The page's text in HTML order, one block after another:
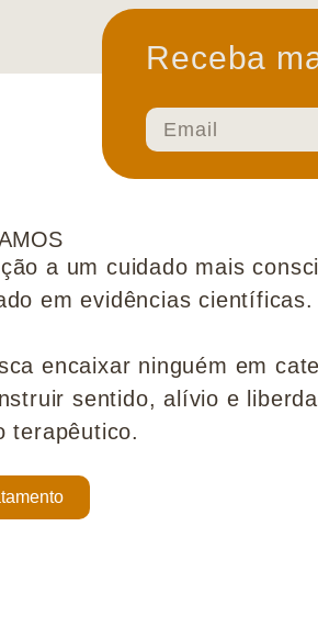
Receba
a um cuidado mais
em evidências científicas.
encaixar ninguém em
sentido, alívio e
terapêutico.